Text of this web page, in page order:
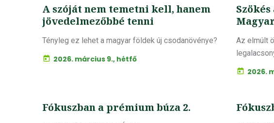
A szóját nem temetni kell, hanem
jövedelmezőbbé tenni
Tényleg ez lehet a magyar földek új csodanövénye?
2026. március 9., hétfő
Az elmúlt
2026.
Fókuszban a prémium búza 2.